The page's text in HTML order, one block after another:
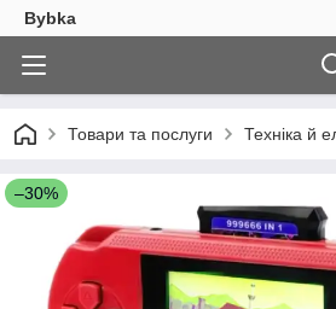
Bybka
Товари та послуги Техніка й
–30%